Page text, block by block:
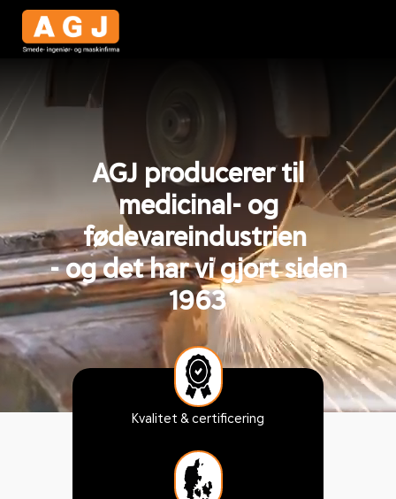
AGJ producerer til
medicinal- og
fødevareindustrien
- og det har vi gjort siden
1963
Kvalitet & certificering